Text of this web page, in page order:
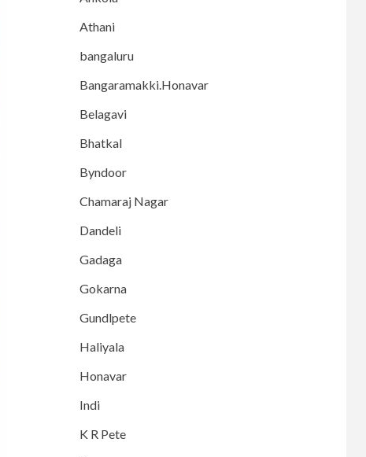
Athani
bangaluru
Bangaramakki.Honavar
Belagavi
Bhatkal
Byndoor
Chamaraj Nagar
Dandeli
Gadaga
Gokarna
Gundlpete
Haliyala
Honavar
Indi
K R Pete